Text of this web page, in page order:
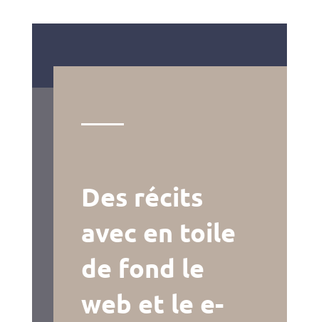
Des récits
avec en toile
de fond le
web et le e-